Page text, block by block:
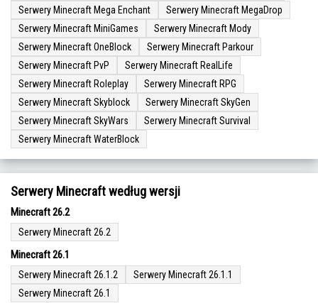
Serwery Minecraft Mega Enchant
Serwery Minecraft MegaDrop
Serwery Minecraft MiniGames
Serwery Minecraft Mody
Serwery Minecraft OneBlock
Serwery Minecraft Parkour
Serwery Minecraft PvP
Serwery Minecraft RealLife
Serwery Minecraft Roleplay
Serwery Minecraft RPG
Serwery Minecraft Skyblock
Serwery Minecraft SkyGen
Serwery Minecraft SkyWars
Serwery Minecraft Survival
Serwery Minecraft WaterBlock
Serwery Minecraft według wersji
Minecraft 26.2
Serwery Minecraft 26.2
Minecraft 26.1
Serwery Minecraft 26.1.2
Serwery Minecraft 26.1.1
Serwery Minecraft 26.1